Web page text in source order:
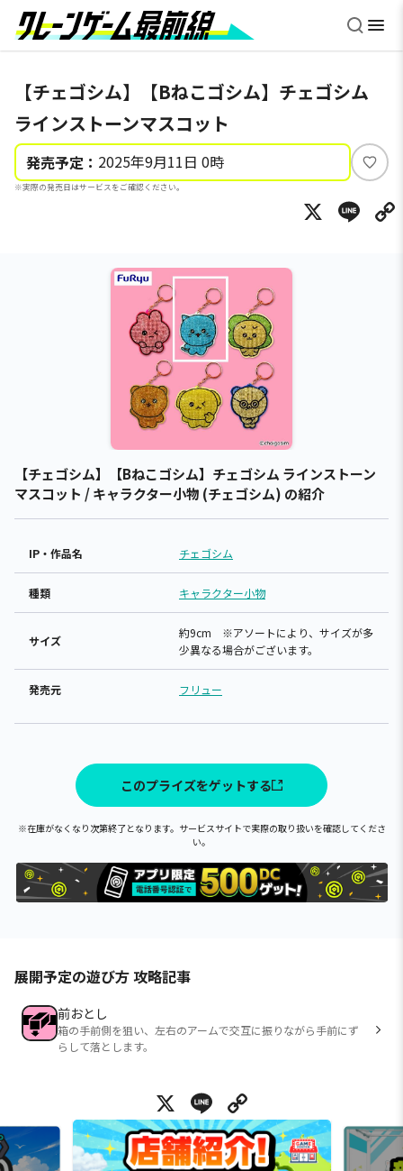
【チェゴシム】【Bねこゴシム】チェゴシム
ラインストーンマスコット
発売予定： 2025年9月11日 0時
※実際の発売日はサービスをご確認ください。
い
ね
X
【チェゴシム】【Bねこゴシム】チェゴシム ラインストーン
マスコット / キャラクター小物 (チェゴシム) の紹介
IP・作品名 チェゴシム
種類 キャラクター小物
サイズ
約9cm ※アソートにより、サイズが多
少異なる場合がございます。
発売元 フリュー
このプライズをゲットする
※在庫がなくなり次第終了となります。サービスサイトで実際の取り扱いを確認してくださ
い。
展開予定の遊び方 攻略記事
前おとし
箱の手前側を狙い、左右のアームで交互に振りながら手前にず
らして落とします。
X Line